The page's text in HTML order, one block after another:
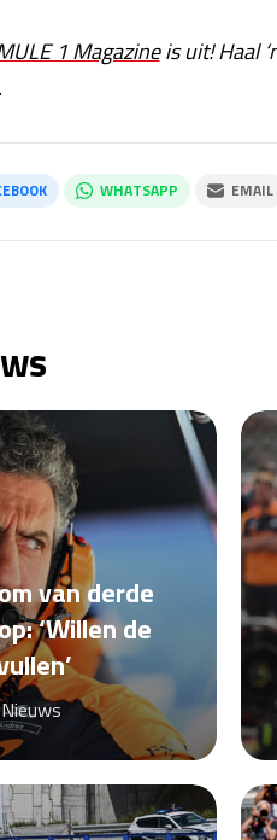
1 Magazineis uit! Haal
WHATSAPP EMAIL
van derde
‘Willen de
Nieuws